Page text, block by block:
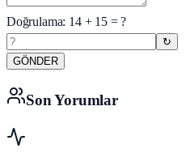
Doğrulama: 14+ 15= ?
↻
GÖNDER
Son Yorumlar